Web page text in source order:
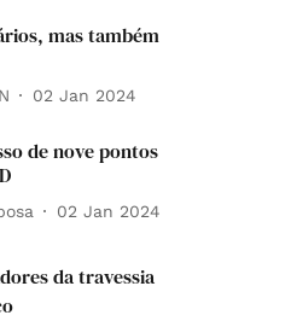
mas também
02 Jan 2024
de nove pontos
02 Jan 2024
da travessia